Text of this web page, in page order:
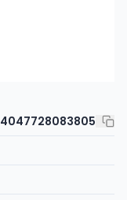
4047728083805